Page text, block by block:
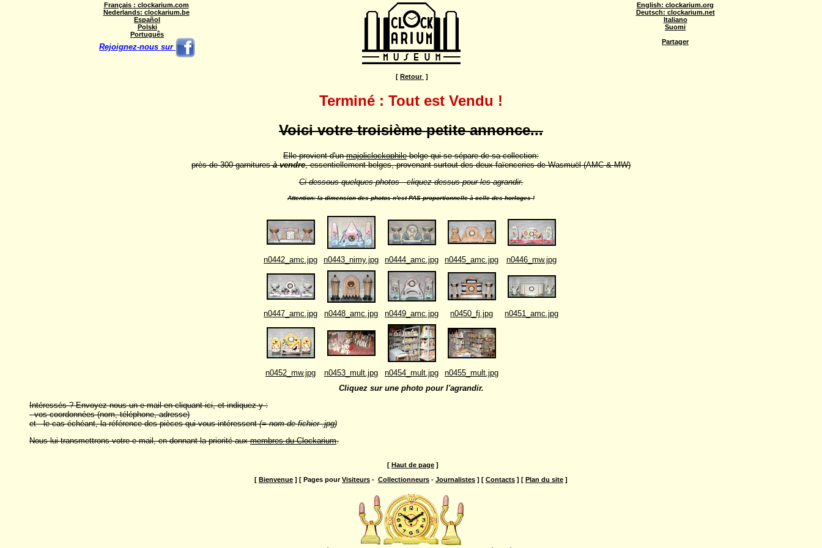
Français : clockarium.com
Nederlands: clockarium.be
Español
Polski
Português
Rejoignez-nous sur
English: clockarium.org
Deutsch: clockarium.net
Italiano
Suomi
Partager
[ Retour ]
Terminé : Tout est Vendu !
Voici votre troisième petite annonce...
Elle provient d'unmajoliclockophilebelge qui se sépare de sa collection:
près de 300 garnituresà vendre, essentiellement belges, provenant surtout des deux faïenceries de Wasmuël (AMC & MW)
Ci-dessous quelques photos - cliquez dessus pour les agrandir.
Attention: la dimension des photos n'est PAS proportionnelle à celle des horloges !
n0442_amc.jpg n0443_nimy.jpg n0444_amc.jpg n0445_amc.jpg n0446_mw.jpg
n0447_amc.jpg n0448_amc.jpg n0449_amc.jpg n0450_fj.jpg n0451_amc.jpg
n0452_mw.jpg n0453_mult.jpg n0454_mult.jpg
n0455_mult.jpg
Cliquez sur une photo pour l'agrandir.
Intéressés ? Envoyez-nous un e-mail en cliquant ici, et indiquez-y :
- vos coordonnées (nom, téléphone, adresse)
et - le cas échéant, la référence des pièces qui vous intéressent(= nom de fichier .jpg)
Nous lui transmettrons votre e-mail, en donnant la priorité auxmembres du Clockarium.
[ Haut de page ]
[ Bienvenue ] [ Pages pourVisiteurs - Collectionneurs - Journalistes ] [ Contacts ] [ Plan du site ]